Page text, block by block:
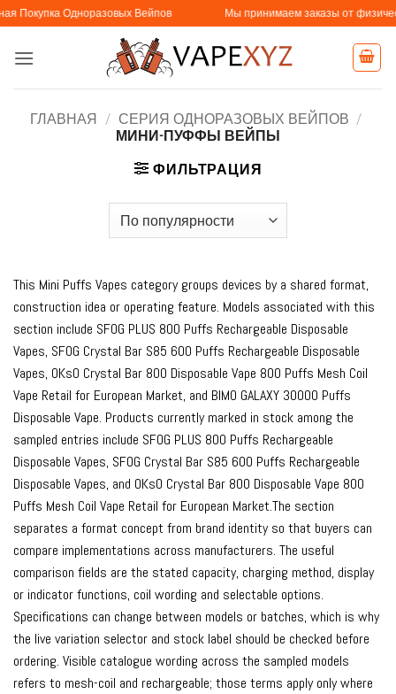
Skip
to
content
Одноразовых Вейпов Мы принимаем заказы от физических и
ГЛАВНАЯ / СЕРИЯ ОДНОРАЗОВЫХ ВЕЙПОВ /
МИНИ-ПУФФЫ ВЕЙПЫ
ФИЛЬТРАЦИЯ
This Mini Puffs Vapes category groups devices by a shared format,
construction idea or operating feature. Models associated with this
section include SFOG PLUS 800 Puffs Rechargeable Disposable
Vapes, SFOG Crystal Bar S85 600 Puffs Rechargeable Disposable
Vapes, OKsO Crystal Bar 800 Disposable Vape 800 Puffs Mesh Coil
Vape Retail for European Market, and BIMO GALAXY 30000 Puffs
Disposable Vape. Products currently marked in stock among the
sampled entries include SFOG PLUS 800 Puffs Rechargeable
Disposable Vapes, SFOG Crystal Bar S85 600 Puffs Rechargeable
Disposable Vapes, and OKsO Crystal Bar 800 Disposable Vape 800
Puffs Mesh Coil Vape Retail for European Market.The section
separates a format concept from brand identity so that buyers can
compare implementations across manufacturers. The useful
comparison fields are the stated capacity, charging method, display
or indicator functions, coil wording and selectable options.
Specifications can change between models or batches, which is why
the live variation selector and stock label should be checked before
ordering. Visible catalogue wording across the sampled models
refers to mesh-coil and rechargeable; those terms apply only where